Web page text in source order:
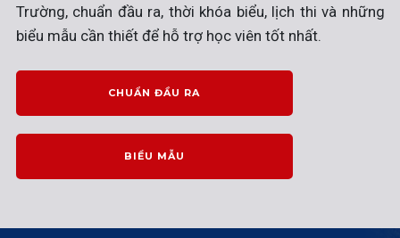
Trường, chuẩn đầu ra, thời khóa biểu, lịch thi và những
biểu mẫu cần thiết để hỗ trợ học viên tốt nhất.
CHUẨN ĐẦU RA
BIỂU MẪU